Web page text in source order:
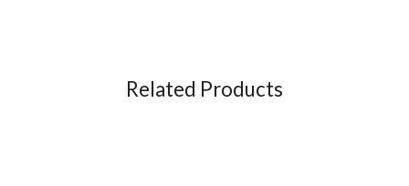
Related Products